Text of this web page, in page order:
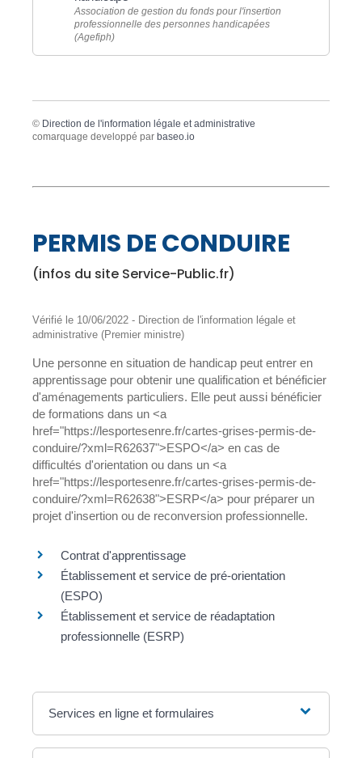
Association de gestion du fonds pour l'insertion
professionnelle des personnes handicapées
(Agefiph)
© Direction de l'information légale et administrative
comarquage developpé par baseo.io
PERMIS DE CONDUIRE
(infos du site Service-Public.fr)
Vérifié le 10/06/2022 - Direction de l'information légale et
administrative (Premier ministre)
Une personne en situation de handicap peut entrer en
apprentissage pour obtenir une qualification et bénéficier
d'aménagements particuliers. Elle peut aussi bénéficier
de formations dans un <a
href="https://lesportesenre.fr/cartes-grises-permis-de-
conduire/?xml=R62637">ESPO</a> en cas de
difficultés d'orientation ou dans un <a
href="https://lesportesenre.fr/cartes-grises-permis-de-
conduire/?xml=R62638">ESRP</a> pour préparer un
projet d'insertion ou de reconversion professionnelle.
Contrat d'apprentissage
Établissement et service de pré-orientation
(ESPO)
Établissement et service de réadaptation
professionnelle (ESRP)
Services en ligne et formulaires